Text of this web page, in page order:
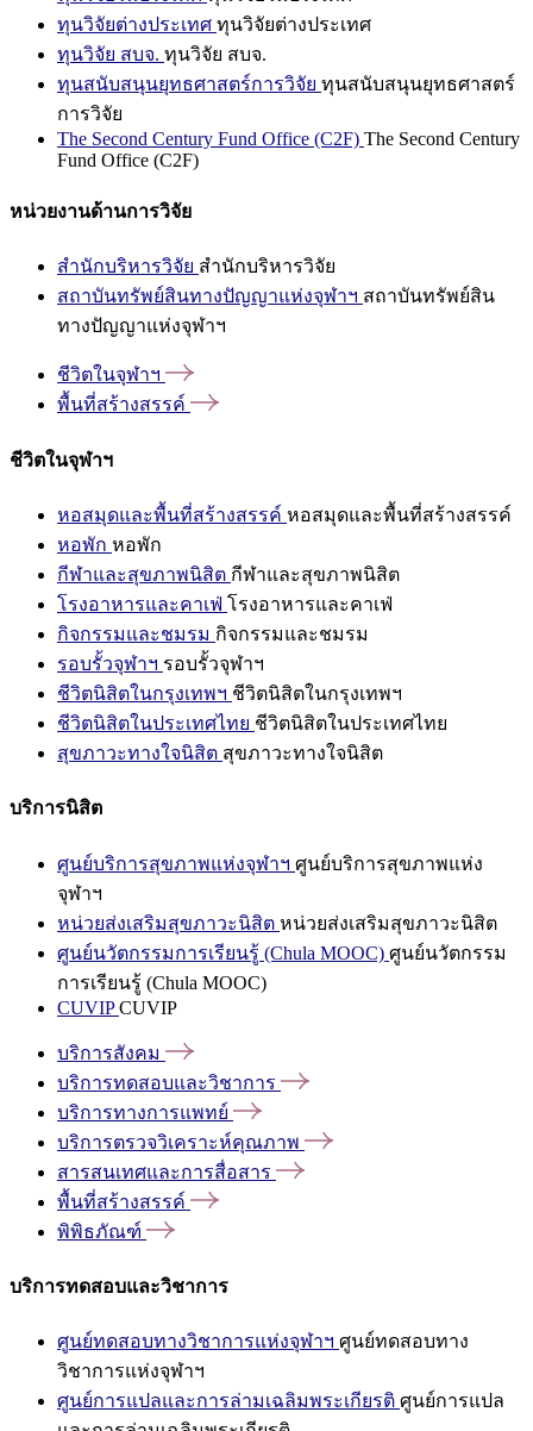
ทุนวิจัยต่างประเทศ ทุนวิจัยต่างประเทศ
ทุนวิจัย สบจ. ทุนวิจัย สบจ.
ทุนสนับสนุนยุทธศาสตร์การวิจัย ทุนสนับสนุนยุทธศาสตร์
การวิจัย
The Second Century Fund Office (C2F) The Second Century
Fund Office (C2F)
หน่วยงานด้านการวิจัย
สำนักบริหารวิจัย สำนักบริหารวิจัย
สถาบันทรัพย์สินทางปัญญาแห่งจุฬาฯ สถาบันทรัพย์สิน
ทางปัญญาแห่งจุฬาฯ
ชีวิตในจุฬาฯ
พื้นที่สร้างสรรค์
ชีวิตในจุฬาฯ
หอสมุดและพื้นที่สร้างสรรค์ หอสมุดและพื้นที่สร้างสรรค์
หอพัก หอพัก
กีฬาและสุขภาพนิสิต กีฬาและสุขภาพนิสิต
โรงอาหารและคาเฟ่ โรงอาหารและคาเฟ่
กิจกรรมและชมรม กิจกรรมและชมรม
รอบรั้วจุฬาฯ รอบรั้วจุฬาฯ
ชีวิตนิสิตในกรุงเทพฯ ชีวิตนิสิตในกรุงเทพฯ
ชีวิตนิสิตในประเทศไทย ชีวิตนิสิตในประเทศไทย
สุขภาวะทางใจนิสิต สุขภาวะทางใจนิสิต
บริการนิสิต
ศูนย์บริการสุขภาพแห่งจุฬาฯ ศูนย์บริการสุขภาพแห่ง
จุฬาฯ
หน่วยส่งเสริมสุขภาวะนิสิต หน่วยส่งเสริมสุขภาวะนิสิต
ศูนย์นวัตกรรมการเรียนรู้ (Chula MOOC) ศูนย์นวัตกรรม
การเรียนรู้ (Chula MOOC)
CUVIPCUVIP
บริการสังคม
บริการทดสอบและวิชาการ
บริการทางการแพทย์
บริการตรวจวิเคราะห์คุณภาพ
สารสนเทศและการสื่อสาร
พื้นที่สร้างสรรค์
พิพิธภัณฑ์
บริการทดสอบและวิชาการ
ศูนย์ทดสอบทางวิชาการแห่งจุฬาฯ ศูนย์ทดสอบทาง
วิชาการแห่งจุฬาฯ
ศูนย์การแปลและการล่ามเฉลิมพระเกียรติ ศูนย์การแปล